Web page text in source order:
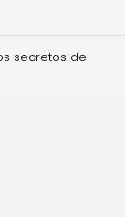
secretos de